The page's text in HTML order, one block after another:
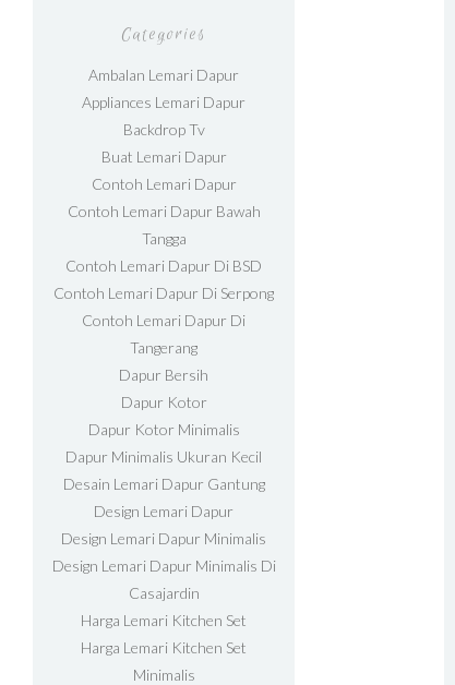
Categories
Ambalan Lemari Dapur
Appliances Lemari Dapur
Backdrop Tv
Buat Lemari Dapur
Contoh Lemari Dapur
Contoh Lemari Dapur Bawah
Tangga
Contoh Lemari Dapur Di BSD
Contoh Lemari Dapur Di Serpong
Contoh Lemari Dapur Di
Tangerang
Dapur Bersih
Dapur Kotor
Dapur Kotor Minimalis
Dapur Minimalis Ukuran Kecil
Desain Lemari Dapur Gantung
Design Lemari Dapur
Design Lemari Dapur Minimalis
Design Lemari Dapur Minimalis Di
Casajardin
Harga Lemari Kitchen Set
Harga Lemari Kitchen Set
Minimalis